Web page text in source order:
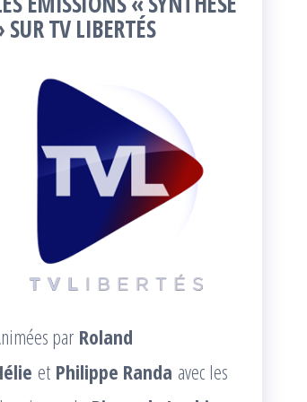
SUR TV LIBERTÉS
par Roland
et Philippe Randa avec les